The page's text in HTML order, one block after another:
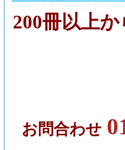
200冊以上
お問合わせ